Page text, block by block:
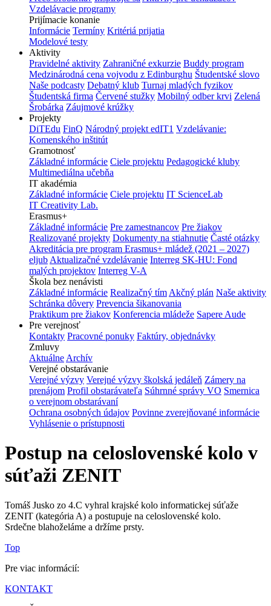
Vzdelávacie programy
Prijímacie konanie
Informácie Termíny Kritériá prijatia
Modelové testy
Aktivity
Pravidelné aktivity Zahraničné exkurzie Buddy program
Medzinárodná cena vojvodu z Edinburghu Študentské slovo
Naše podcasty Debatný klub Turnaj mladých fyzikov
Študentská firma Červené stužky Mobilný odber krvi Zelená
Šrobárka Záujmové krúžky
Projekty
DiTEdu FinQ Národný projekt edIT1 Vzdelávanie:
Komenského inštitút
Gramotnosť
Základné informácie Ciele projektu Pedagogické kluby
Multimediálna učebňa
IT akadémia
Základné informácie Ciele projektu IT ScienceLab
IT Creativity Lab.
Erasmus+
Základné informácie Pre zamestnancov Pre žiakov
Realizované projekty Dokumenty na stiahnutie Časté otázky
Akreditácia pre program Erasmus+ mládež (2021 – 2027)
eljub Aktualizačné vzdelávanie Interreg SK-HU: Fond
malých projektov Interreg V-A
Škola bez nenávisti
Základné informácie Realizačný tím Akčný plán Naše aktivity
Schránka dôvery Prevencia šikanovania
Praktikum pre žiakov Konferencia mládeže Sapere Aude
Pre verejnosť
Kontakty Pracovné ponuky Faktúry, objednávky
Zmluvy
Aktuálne Archív
Verejné obstarávanie
Verejné výzvy Verejné výzvy školská jedáleň Zámery na
prenájom Profil obstarávateľa Súhrnné správy VO Smernica
o verejnom obstarávaní
Ochrana osobných údajov Povinne zverejňované informácie
Vyhlásenie o prístupnosti
Postup na celoslovenské kolo v
súťaži ZENIT
Tomáš Jusko zo 4.C vyhral krajské kolo informatickej súťaže
ZENIT (kategória A) a postupuje na celoslovenské kolo.
Srdečne blahoželáme a držíme prsty.
Top
Pre viac informácií:
KONTAKT